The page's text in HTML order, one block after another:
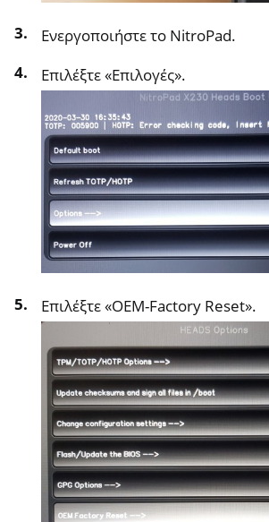
Ενεργοποιήστε το NitroPad.
Επιλέξτε «Επιλογές».
Επιλέξτε «OEM-Factory Reset».